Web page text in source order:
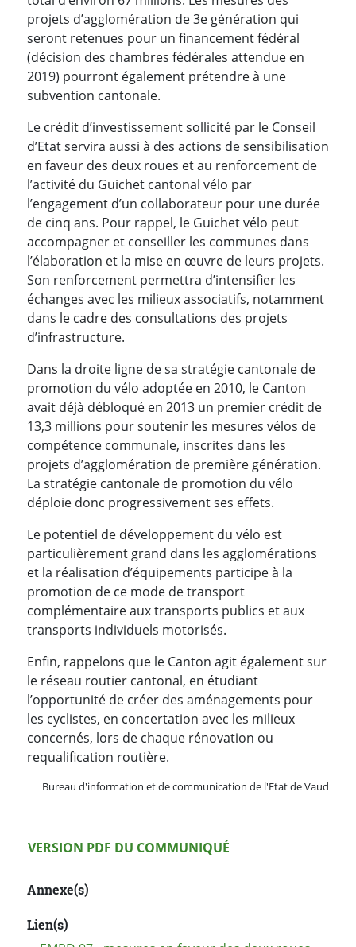
projets d’agglomération de 3e génération qui
seront retenues pour un financement fédéral
(décision des chambres fédérales attendue en
2019) pourront également prétendre à une
subvention cantonale.
Le crédit d’investissement sollicité par le Conseil
d’Etat servira aussi à des actions de sensibilisation
en faveur des deux roues et au renforcement de
l’activité du Guichet cantonal vélo par
l’engagement d’un collaborateur pour une durée
de cinq ans. Pour rappel, le Guichet vélo peut
accompagner et conseiller les communes dans
l’élaboration et la mise en œuvre de leurs projets.
Son renforcement permettra d’intensifier les
échanges avec les milieux associatifs, notamment
dans le cadre des consultations des projets
d’infrastructure.
Dans la droite ligne de sa stratégie cantonale de
promotion du vélo adoptée en 2010, le Canton
avait déjà débloqué en 2013 un premier crédit de
13,3 millions pour soutenir les mesures vélos de
compétence communale, inscrites dans les
projets d’agglomération de première génération.
La stratégie cantonale de promotion du vélo
déploie donc progressivement ses effets.
Le potentiel de développement du vélo est
particulièrement grand dans les agglomérations
et la réalisation d’équipements participe à la
promotion de ce mode de transport
complémentaire aux transports publics et aux
transports individuels motorisés.
Enfin, rappelons que le Canton agit également sur
le réseau routier cantonal, en étudiant
l’opportunité de créer des aménagements pour
les cyclistes, en concertation avec les milieux
concernés, lors de chaque rénovation ou
requalification routière.
Bureau d'information et de communication de l'Etat de Vaud
Version PDF
VERSION PDF DU COMMUNIQUÉ
Annexe(s)
Lien(s)